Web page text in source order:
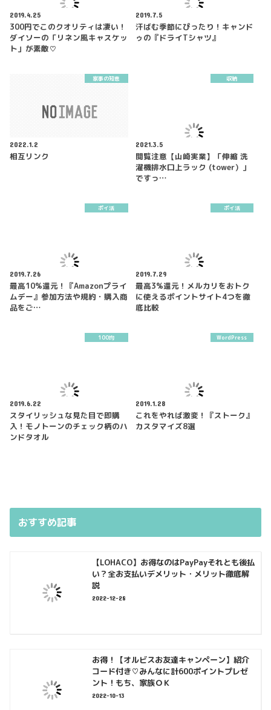
2019.4.25
300円でこのクオリティは凄い！
ダイソーの「リネン風キャスケッ
ト」が素敵♡
2019.7.5
汗ばむ季節にぴったり！キャンド
ゥの『ドライTシャツ』
家事の知恵
2022.1.2
相互リンク
収納
2021.3.5
閲覧注意【山崎実業】「伸縮 洗
濯機排水口上ラック (tower）」
ですっ…
ポイ活
2019.7.26
最高10%還元！『Amazonプライ
ムデー』参加方法や規約・購入商
品をご…
ポイ活
2019.7.29
最高3%還元！メルカリをおトク
に使えるポイントサイト4つを徹
底比較
100均
2019.6.22
スタイリッシュな見た目で即購
入！モノトーンのチェック柄のハ
ンドタオル
WordPress
2019.1.28
これをやれば激変！『ストーク』
カスタマイズ8選
おすすめ記事
【LOHACO】お得なのはPayPayそれとも後払
い？全お支払いデメリット・メリット徹底解
説
2022-12-28
お得！【オルビスお友達キャンペーン】紹介
コード付き♡みんなに計600ポイントプレゼ
ント！もち、家族ＯＫ
2022-10-13